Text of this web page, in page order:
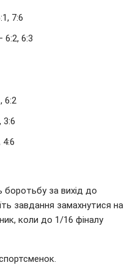
7:6
6:2, 6:3
6:2
3:6
4:6
боротьбу за вихід до
завдання замахнутися на
коли до 1/16 фіналу